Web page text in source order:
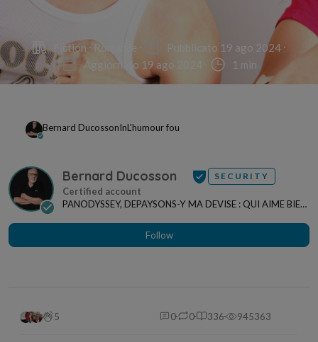
Fiction Romance
Pubblicato 19 ago 2024
Aggiornato 19 ago 2024
1 min
Bernard DucossonInL'humour fou
Bernard Ducosson SECURITY
PANODYSSEY, DEPAYSONS-Y MA DEVISE : QUI AIME BIEN,
Follow
5 0 0 336 945363